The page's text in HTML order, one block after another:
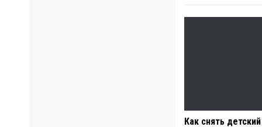
Как снять